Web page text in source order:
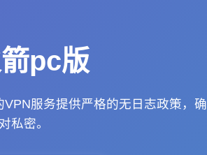
pc版
服务提供严格的无日志政策，
私密。